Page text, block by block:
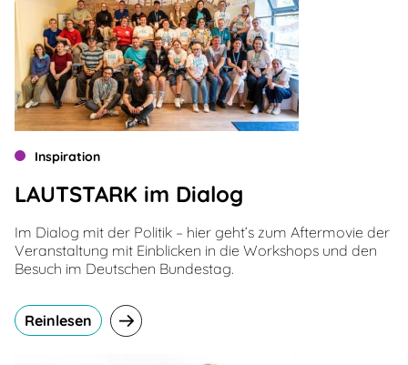
Inspiration
LAUTSTARK im Dialog
Im Dialog mit der Politik – hier geht’s zum Aftermovie der
Veranstaltung mit Einblicken in die Workshops und den
Besuch im Deutschen Bundestag.
Reinlesen